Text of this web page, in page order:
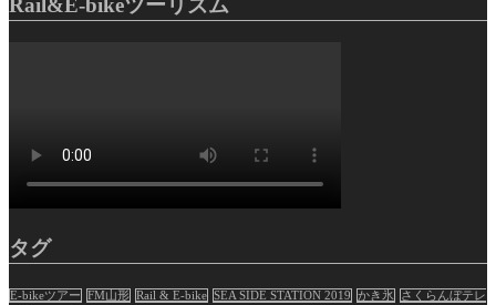
Rail&E-bikeツーリズム
タグ
E-bikeツアー FM山形 Rail & E-bike SEA SIDE STATION 2019 かき氷
さくらんぼテレ